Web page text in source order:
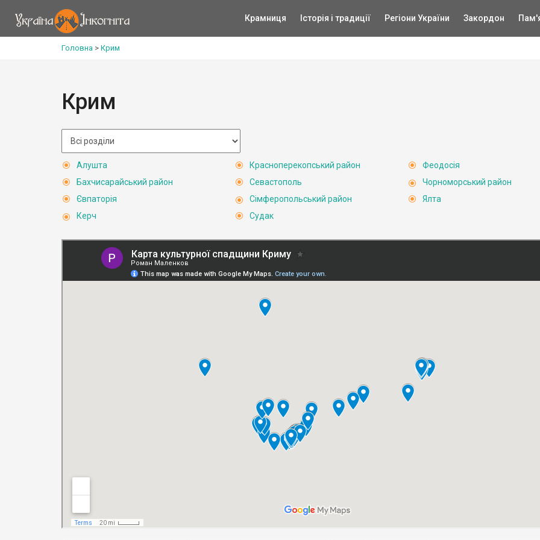
Крамниця Історія і традиції Регіони України Закордон
Головна > Крим
Крим
Алушта
Бахчисарайський район
Євпаторія
Керч
Красноперекопський район
Севастополь
Сімферопольський район
Судак
Феодосія
Чорноморський район
Ялта